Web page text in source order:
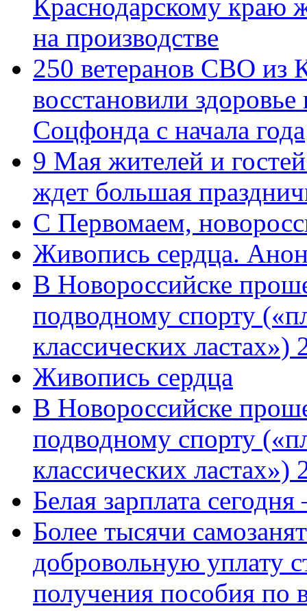
Краснодарскому краю
на производстве
250 ветеранов СВО из
восстановили
Соцфонда с начала года
9 Мая жителей и
ждет большая
C Первомаем,
Живопись сердца.
В Новороссийске
подводному спорту
классических
Живопись сердца
В Новороссийске
подводному спорту
классических ластах»)
Белая зарплата
Более тысячи
добровольную уплату
получения пособия по